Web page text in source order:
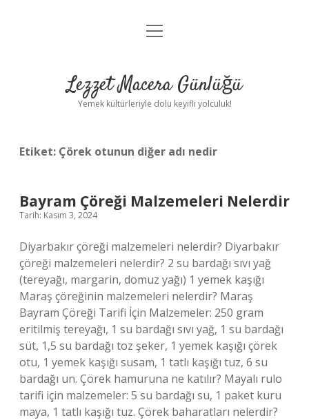
Anasayfa
Yasal Uyarı
menüyü
Lezzet Macera Günlüğü
Yemek kültürleriyle dolu keyifli yolculuk!
Etiket: Çörek otunun diğer adı nedir
Bayram Çöreği Malzemeleri Nelerdir
Tarih: Kasım 3, 2024
Diyarbakır çöreği malzemeleri nelerdir? Diyarbakır
çöreği malzemeleri nelerdir? 2 su bardağı sıvı yağ
(tereyağı, margarin, domuz yağı) 1 yemek kaşığı
Maraş çöreğinin malzemeleri nelerdir? Maraş
Bayram Çöreği Tarifi İçin Malzemeler: 250 gram
eritilmiş tereyağı, 1 su bardağı sıvı yağ, 1 su bardağı
süt, 1,5 su bardağı toz şeker, 1 yemek kaşığı çörek
otu, 1 yemek kaşığı susam, 1 tatlı kaşığı tuz, 6 su
bardağı un. Çörek hamuruna ne katılır? Mayalı rulo
tarifi için malzemeler: 5 su bardağı su, 1 paket kuru
maya, 1 tatlı kaşığı tuz. Çörek baharatları nelerdir?